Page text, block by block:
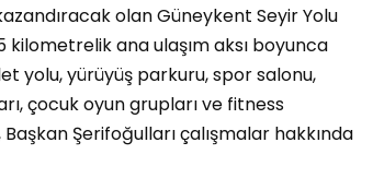
olan Güneykent Seyir Yolu
kilometrelik ana ulaşım aksı boyunca
yolu, yürüyüş parkuru, spor salonu,
çocuk oyun grupları ve fitness
Şerifoğulları çalışmalar hakkında